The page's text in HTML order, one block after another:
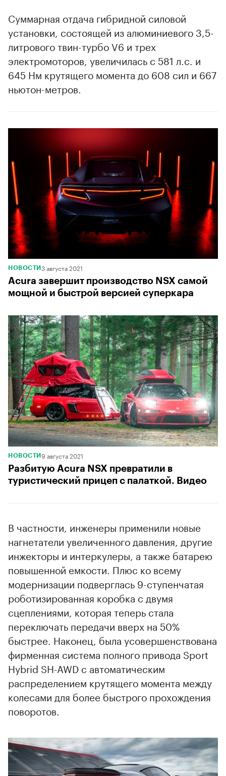
Суммарная отдача гибридной силовой
установки, состоящей из алюминиевого 3,5-
литрового твин-турбо V6 и трех
электромоторов, увеличилась с 581 л.с. и
645 Нм крутящего момента до 608 сил и 667
ньютон-метров.
НОВОСТИ 3 августа 2021
Acura завершит производство NSX самой
мощной и быстрой версией суперкара
НОВОСТИ 9 августа 2021
Разбитую Acura NSX превратили в
туристический прицеп с палаткой. Видео
В частности, инженеры применили новые
нагнетатели увеличенного давления, другие
инжекторы и интеркулеры, а также батарею
повышенной емкости. Плюс ко всему
модернизации подверглась 9-ступенчатая
роботизированная коробка с двумя
сцеплениями, которая теперь стала
переключать передачи вверх на 50%
быстрее. Наконец, была усовершенствована
фирменная система полного привода Sport
Hybrid SH-AWD с автоматическим
распределением крутящего момента между
колесами для более быстрого прохождения
поворотов.